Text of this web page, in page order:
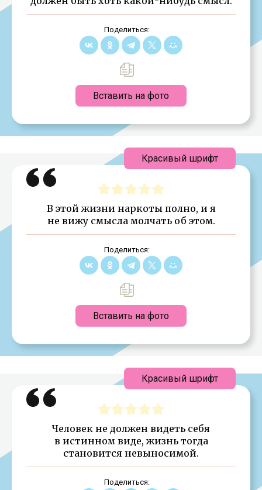
Поделиться:
Вставить на фото
В этой жизни наркоты полно, и я
не вижу смысла молчать об этом.
Поделиться:
Вставить на фото
Красивый шрифт
Человек не должен видеть себя
в истинном виде, жизнь тогда
становится невыносимой.
Поделиться:
Красивый шрифт